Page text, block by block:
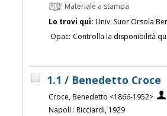
Materiale a stampa
Lo trovi qui: Univ. Suor Orsola
Opac: Controlla la disponibilità
1.1 / Benedetto Croce
Croce, Benedetto <1866-1952>
Napoli : Ricciardi, 1929